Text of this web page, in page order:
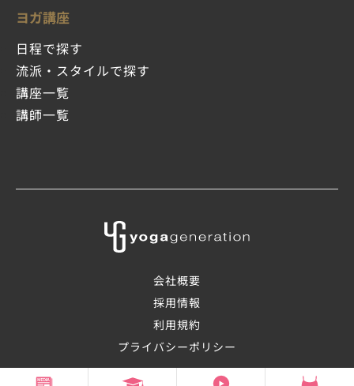
ヨガ講座
日程で探す
流派・スタイルで探す
講座一覧
講師一覧
会社概要
採用情報
利用規約
プライバシーポリシー